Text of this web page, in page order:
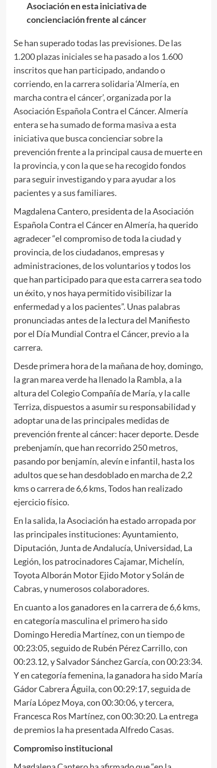
Asociación en esta iniciativa de
concienciación frente al cáncer
Se han superado todas las previsiones. De las
1.200 plazas iniciales se ha pasado a los 1.600
inscritos que han participado, andando o
corriendo, en la carrera solidaria ‘Almería, en
marcha contra el cáncer’, organizada por la
Asociación Española Contra el Cáncer. Almería
entera se ha sumado de forma masiva a esta
iniciativa que busca concienciar sobre la
prevención frente a la principal causa de muerte en
la provincia, y con la que se ha recogido fondos
para seguir investigando y para ayudar a los
pacientes y a sus familiares.
Magdalena Cantero, presidenta de la Asociación
Española Contra el Cáncer en Almería, ha querido
agradecer “el compromiso de toda la ciudad y
provincia, de los ciudadanos, empresas y
administraciones, de los voluntarios y todos los
que han participado para que esta carrera sea todo
un éxito, y nos haya permitido visibilizar la
enfermedad y a los pacientes”. Unas palabras
pronunciadas antes de la lectura del Manifiesto
por el Día Mundial Contra el Cáncer, previo a la
carrera.
Desde primera hora de la mañana de hoy, domingo,
la gran marea verde ha llenado la Rambla, a la
altura del Colegio Compañía de María, y la calle
Terriza, dispuestos a asumir su responsabilidad y
adoptar una de las principales medidas de
prevención frente al cáncer: hacer deporte. Desde
prebenjamín, que han recorrido 250 metros,
pasando por benjamín, alevín e infantil, hasta los
adultos que se han desdoblado en marcha de 2,2
kms o carrera de 6,6 kms, Todos han realizado
ejercicio físico.
En la salida, la Asociación ha estado arropada por
las principales instituciones: Ayuntamiento,
Diputación, Junta de Andalucía, Universidad, La
Legión, los patrocinadores Cajamar, Michelín,
Toyota Alborán Motor Ejido Motor y Solán de
Cabras, y numerosos colaboradores.
En cuanto a los ganadores en la carrera de 6,6 kms,
en categoría masculina el primero ha sido
Domingo Heredia Martínez, con un tiempo de
00:23:05, seguido de Rubén Pérez Carrillo, con
00:23.12, y Salvador Sánchez García, con 00:23:34.
Y en categoría femenina, la ganadora ha sido María
Gádor Cabrera Águila, con 00:29:17, seguida de
María López Moya, con 00:30:06, y tercera,
Francesca Ros Martínez, con 00:30:20. La entrega
de premios la ha presentada Alfredo Casas.
Compromiso institucional